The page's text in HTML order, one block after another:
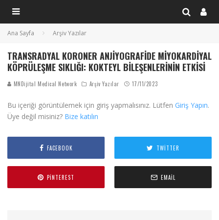
Ana Sayfa Arşiv Yazılar
TRANSRADYAL KORONER ANJIYOGRAFIDE MIYOKARDIYAL
KÖPRÜLEŞME SIKLIĞI: KOKTEYL BILEŞENLERININ ETKISI
MNDijital Medical Network Arşiv Yazılar 17/11/2023
Bu içeriği görüntülemek için giriş yapmalısınız. Lütfen Giriş Yapın.
Üye değil misiniz? Bize katılın
FACEBOOK TWITTER
PINTEREST EMAIL